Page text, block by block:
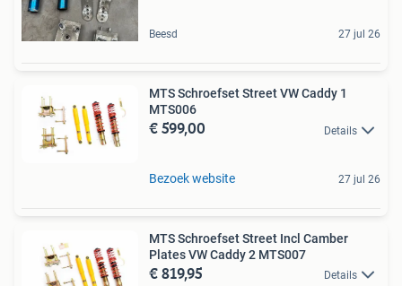
Beesd 27 jul 26
MTS Schroefset Street VW Caddy 1
MTS006
€ 599,00 Details
Bezoek website 27 jul 26
MTS Schroefset Street Incl Camber
Plates VW Caddy 2 MTS007
€ 819,95 Details